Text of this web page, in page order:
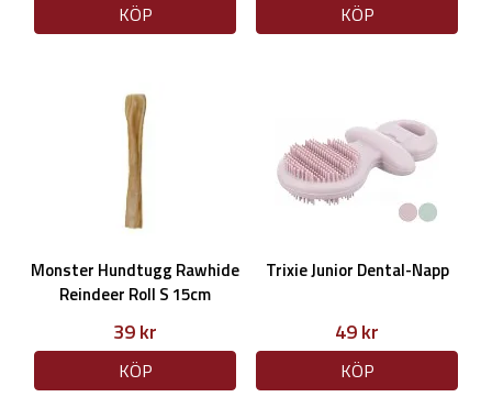
KÖP KÖP
Monster Hundtugg Rawhide
Reindeer Roll S 15cm
39 kr
KÖP
Trixie Junior Dental-Napp
49 kr
KÖP